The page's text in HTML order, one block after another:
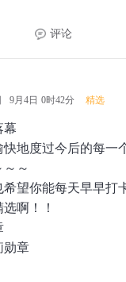
评论
9月4日 0时42分 精选
幕
地度过今后的每一
～
望你能每天早早打
啊！！
勋章